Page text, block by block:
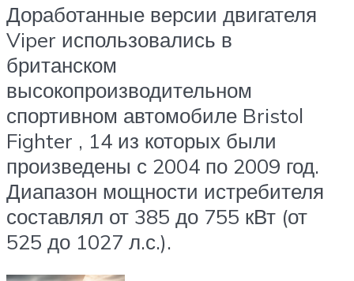
Доработанные версии двигателя
Viper использовались в
британском
высокопроизводительном
спортивном автомобиле Bristol
Fighter , 14 из которых были
произведены с 2004 по 2009 год.
Диапазон мощности истребителя
составлял от 385 до 755 кВт (от
525 до 1027 л.с.).